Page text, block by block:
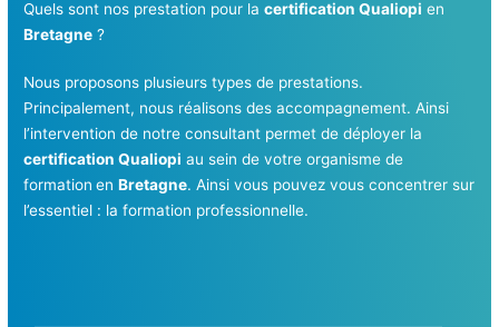
Quels sont nos prestation pour lacertification Qualiopi en
Bretagne ?
Nous proposons plusieurs types de prestations.
Principalement, nous réalisons des accompagnement. Ainsi
l’intervention de notre consultant permet de déployer la
certification Qualiopi au sein de votre organisme de
formation enBretagne. Ainsi vous pouvez vous concentrer sur
l’essentiel : la formation professionnelle.